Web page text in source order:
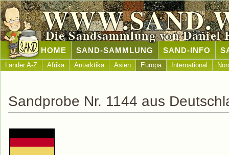
Die Sandsammlung von Daniel
HOME SAND-SAMMLUNG SAND-INFO
Länder A-Z Afrika Antarktika Asien Europa International
Sandprobe Nr. 1144 aus